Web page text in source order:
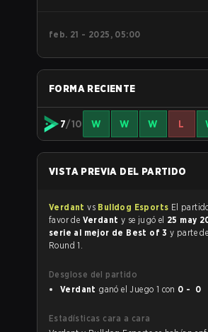
feb. 21 - 2025, 05:00
FORMA RECIENTE
7/10 W W W L
VISTA PREVIA DEL PARTIDO
Verdantvs Bulldog Esports
favor de Verdant y se jugó el 25 may
serie al mejor de Best of 3y parte del
Round 1.
Desglose del partido
Verdant
ganó el Juego 1 con 0 - 0
Estadísticas cara a cara